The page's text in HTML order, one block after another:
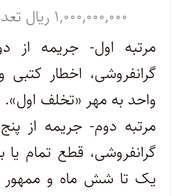
۱,۰۰۰,۰۰۰,۰۰۰ ریال تعدیل شد.
مرتبه اول- جریمه از
گرانفروشی، اخطار کتبی
واحد به مهر «تخلف اول».
مرتبه دوم- جریمه از
گرانفروشی، قطع تمام
یک تا شش ماه و ممهور